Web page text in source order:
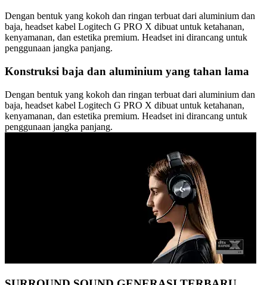
Dengan bentuk yang kokoh dan ringan terbuat dari aluminium dan
baja, headset kabel Logitech G PRO X dibuat untuk ketahanan,
kenyamanan, dan estetika premium. Headset ini dirancang untuk
penggunaan jangka panjang.
Konstruksi baja dan aluminium yang tahan lama
Dengan bentuk yang kokoh dan ringan terbuat dari aluminium dan
baja, headset kabel Logitech G PRO X dibuat untuk ketahanan,
kenyamanan, dan estetika premium. Headset ini dirancang untuk
penggunaan jangka panjang.